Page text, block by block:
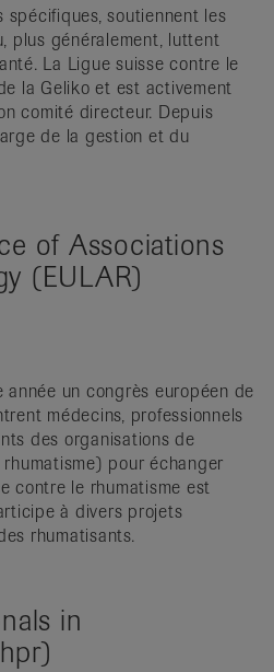
spécifiques, soutiennent les
plus généralement, luttent
La Ligue suisse contre le
la Geliko et est activement
comité directeur. Depuis
de la gestion et du
of Associations
(EULAR)
année un congrès européen de
médecins, professionnels
des organisations de
pour échanger
contre le rhumatisme est
à divers projets
rhumatisants.
in